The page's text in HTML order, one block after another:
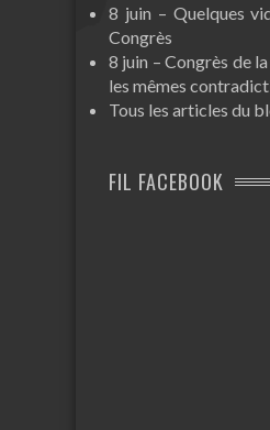
8 juin – Quelques
Congrès
8 juin – Congrès de
les mêmes
Tous les articles du
FIL FACEBOOK